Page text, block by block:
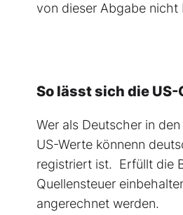
von dieser Abgabe nicht
So lässt sich die
Wer als Deutscher in
US-Werte könnenn
registriert ist. Erfüllt die
Quellensteuer
angerechnet werden.